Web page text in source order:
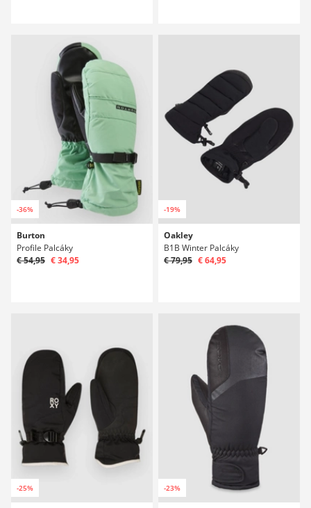
-36%
Burton
Profile Palcáky
€ 54,95 € 34,95
-19%
Oakley
B1B Winter Palcáky
€ 79,95 € 64,95
-25% -23%